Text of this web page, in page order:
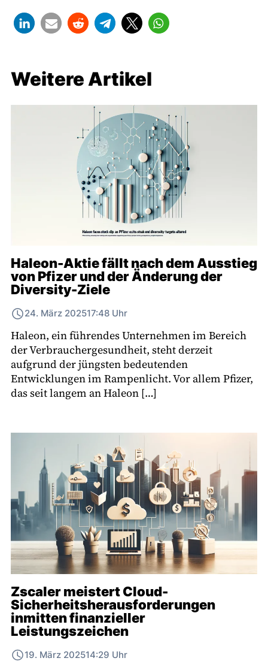
Weitere Artikel
Haleon-Aktie fällt nach dem Ausstieg
von Pfizer und der Änderung der
Diversity-Ziele
24. März 202517:48 Uhr
Haleon, ein führendes Unternehmen im Bereich
der Verbrauchergesundheit, steht derzeit
aufgrund der jüngsten bedeutenden
Entwicklungen im Rampenlicht. Vor allem Pfizer,
das seit langem an Haleon […]
Zscaler meistert Cloud-
Sicherheitsherausforderungen
inmitten finanzieller
Leistungszeichen
19. März 202514:29 Uhr